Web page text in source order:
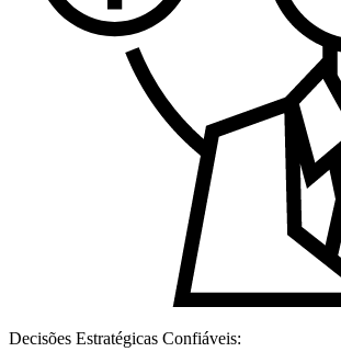
Decisões Estratégicas Confiáveis: